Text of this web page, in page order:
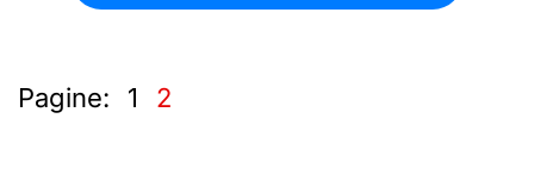
Pagine: 1 2